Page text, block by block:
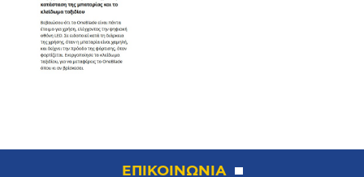
ΕΠΙΚΟΙΝΩΝΙΑ